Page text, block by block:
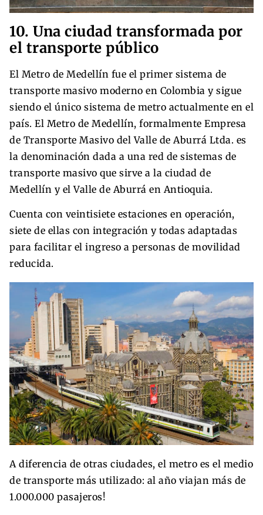
10. Una ciudad transformada por
el transporte público
El Metro de Medellín fue el primer sistema de
transporte masivo moderno en Colombia y sigue
siendo el único sistema de metro actualmente en el
país. El Metro de Medellín, formalmente Empresa
de Transporte Masivo del Valle de Aburrá Ltda. es
la denominación dada a una red de sistemas de
transporte masivo que sirve a la ciudad de
Medellín y el Valle de Aburrá en Antioquia.
Cuenta con veintisiete estaciones en operación,
siete de ellas con integración y todas adaptadas
para facilitar el ingreso a personas de movilidad
reducida.
A diferencia de otras ciudades, el metro es el medio
de transporte más utilizado: al año viajan más de
1.000.000 pasajeros!